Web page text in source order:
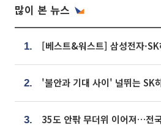
많이 본 뉴스
1.
2.
3.